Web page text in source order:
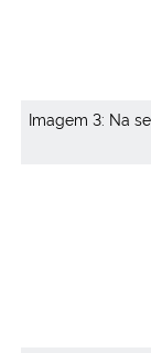
Imagem 3: Na